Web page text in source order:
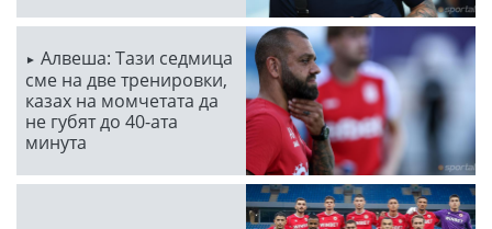
Алвеша: Тази седмица
сме на две тренировки,
казах на момчетата да
не губят до 40-ата
минута